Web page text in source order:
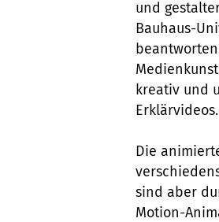
und
Bauhaus-
kreativ und
Erklärvideos.
Die
sind aber
Motion-